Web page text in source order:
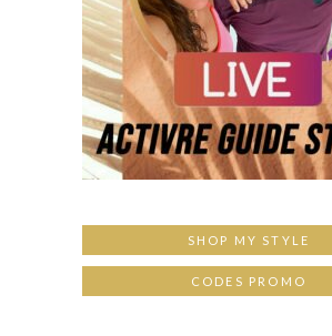
SHOP MY STYLE
CODES PROMO